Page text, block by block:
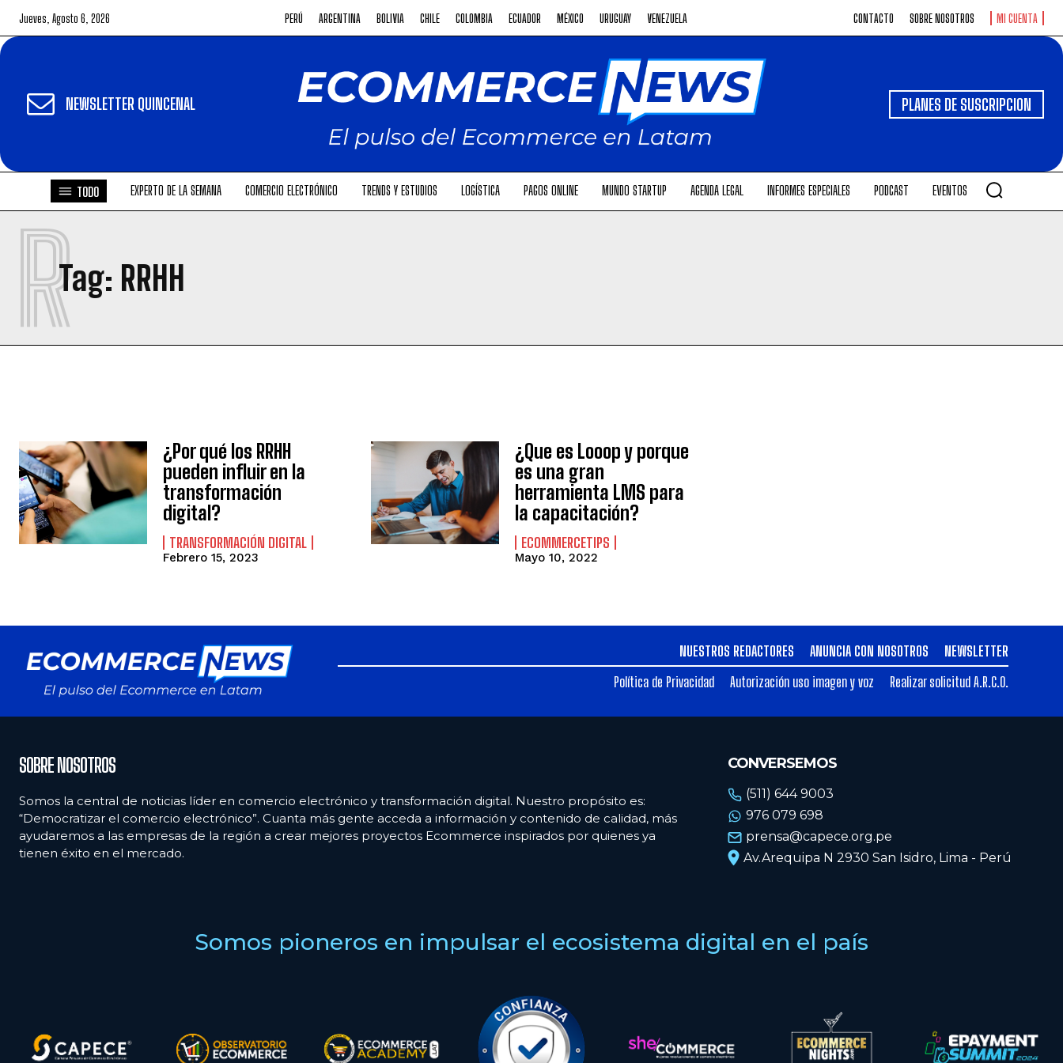
Jueves, Agosto 6, 2026 PERÚ ARGENTINA BOLIVIA CHILE COLOMBIA ECUADOR MÉXICO URUGUAY VENEZUELA CONTACTO SOBRE NOSOTROS MI CUENTA
NEWSLETTER QUINCENAL PLANES DE SUSCRIPCION
TODO EXPERTO DE LA SEMANA COMERCIO ELECTRÓNICO TRENDS Y ESTUDIOS LOGÍSTICA PAGOS ONLINE MUNDO STARTUP AGENDA LEGAL INFORMES ESPECIALES PODCAST EVENTOS
Tag: RRHH
R
¿Por qué los RRHH
pueden influir en la
transformación
digital?
TRANSFORMACIÓN DIGITAL
Febrero 15, 2023
¿Que es Looop y porque
es una gran
herramienta LMS para
la capacitación?
ECOMMERCETIPS
Mayo 10, 2022
NUESTROS REDACTORES ANUNCIA CON NOSOTROS
NEWSLETTER
Política de Privacidad
Autorización uso imagen y voz Realizar solicitud A.R.C.O.
SOBRE NOSOTROS
Somos la central de noticias líder en comercio electrónico y transformación digital. Nuestro propósito es:
“Democratizar el comercio electrónico”. Cuanta más gente acceda a información y contenido de calidad, más
ayudaremos a las empresas de la región a crear mejores proyectos Ecommerce inspirados por quienes ya
tienen éxito en el mercado.
CONVERSEMOS
(511) 644 9003
976 079 698
prensa@capece.org.pe
Av.Arequipa N 2930 San Isidro, Lima - Perú
Somos pioneros en impulsar el ecosistema digital en el país